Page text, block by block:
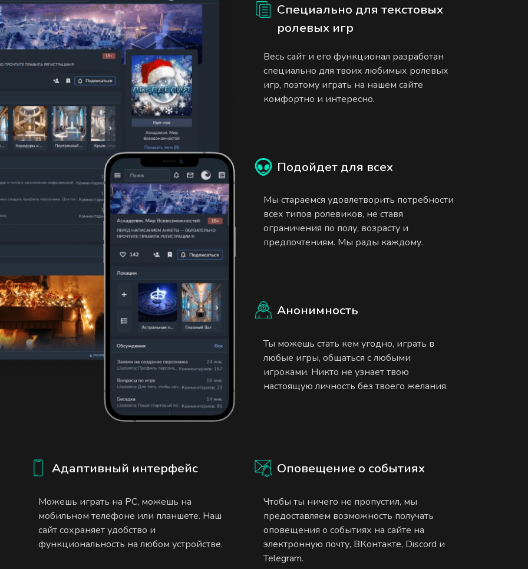
Специально для текстовых
ролевых игр
Весь сайт и его функционал разработан
специально для твоих любимых ролевых
игр, поэтому играть на нашем сайте
комфортно и интересно.
Подойдет для всех
Мы стараемся удовлетворить потребности
всех типов ролевиков, не ставя
ограничения по полу, возрасту и
предпочтениям. Мы рады каждому.
Анонимность
Ты можешь стать кем угодно, играть в
любые игры, общаться с любыми
игроками. Никто не узнает твою
настоящую личность без твоего желания.
Адаптивный интерфейс
Можешь играть на PC, можешь на
мобильном телефоне или планшете. Наш
сайт сохраняет удобство и
функциональность на любом устройстве.
Оповещение о событиях
Чтобы ты ничего не пропустил, мы
предоставляем возможность получать
оповещения о событиях на сайте на
электронную почту, ВКонтакте, Discord и
Telegram.